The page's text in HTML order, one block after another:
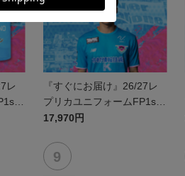
レ
『すぐにお届け』26/27レ
プリカユニフォームFP1st
No.10 鈴木 大馳
17,970円